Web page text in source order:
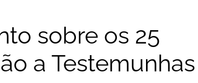
sobre os 25
a Testemunhas